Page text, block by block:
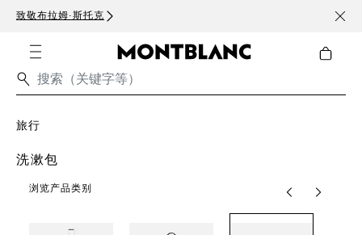
致敬布拉姆·斯托克 订阅
旅行
洗漱包
浏览产品类别